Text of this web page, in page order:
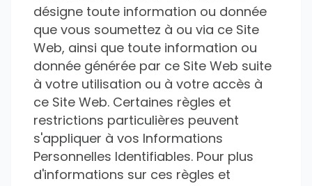
désigne toute information ou donnée
que vous soumettez à ou via ce Site
Web, ainsi que toute information ou
donnée générée par ce Site Web suite
à votre utilisation ou à votre accès à
ce Site Web. Certaines règles et
restrictions particulières peuvent
s'appliquer à vos Informations
Personnelles Identifiables. Pour plus
d'informations sur ces règles et